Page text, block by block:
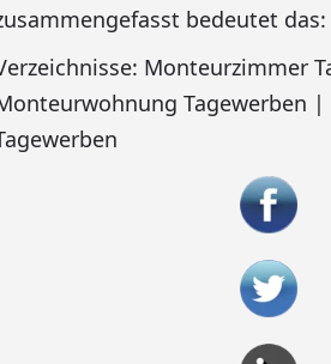
bedeutet das:
Monteurzimmer
Tagewerben